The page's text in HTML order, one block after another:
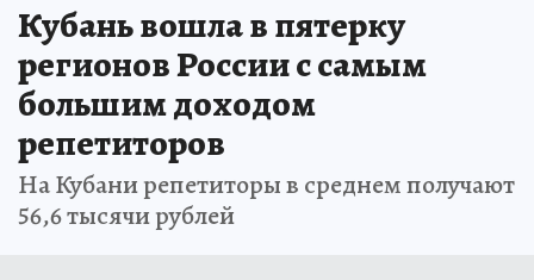
Кубань вошла в пятерку
регионов России с самым
большим доходом
репетиторов
На Кубани репетиторы в среднем получают
56,6 тысячи рублей